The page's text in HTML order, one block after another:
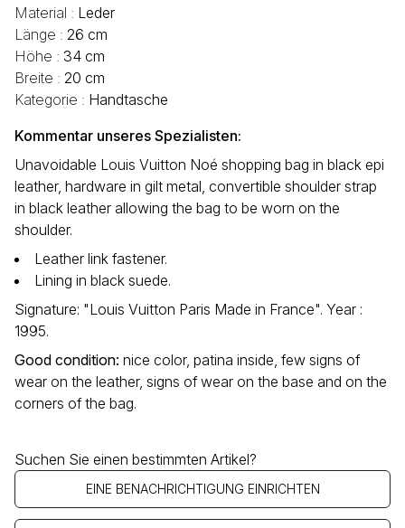
Material : Leder
Länge : 26 cm
Höhe : 34 cm
Breite : 20 cm
Kategorie : Handtasche
Kommentar unseres Spezialisten:
Unavoidable Louis Vuitton Noé shopping bag in black epi
leather, hardware in gilt metal, convertible shoulder strap
in black leather allowing the bag to be worn on the
shoulder.
Leather link fastener.
Lining in black suede.
Signature: "Louis Vuitton Paris Made in France". Year :
1995.
Good condition: nice color, patina inside, few signs of
wear on the leather, signs of wear on the base and on the
corners of the bag.
Suchen Sie einen bestimmten Artikel?
EINE BENACHRICHTIGUNG EINRICHTEN